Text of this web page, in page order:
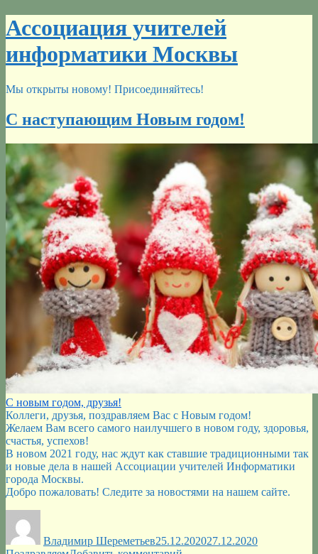
Перейти
к
содержимому
Ассоциация учителей
информатики Москвы
Мы открыты новому! Присоединяйтесь!
С наступающим Новым годом!
С новым годом, друзья!
Коллеги, друзья, поздравляем Вас с Новым годом!
Желаем Вам всего самого наилучшего в новом году, здоровья,
счастья, успехов!
В новом 2021 году, нас ждут как ставшие традиционными так
и новые дела в нашей Ассоциации учителей Информатики
города Москвы.
Добро пожаловать! Следите за новостями на нашем сайте.
Владимир Шереметьев25.12.202027.12.2020